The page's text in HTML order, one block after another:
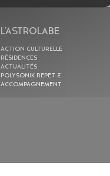
L’ASTROLABE
ACTION CULTURELLE
RÉSIDENCES
ACTUALITÉS
POLYSONIK REPET &
ACCOMPAGNEMENT